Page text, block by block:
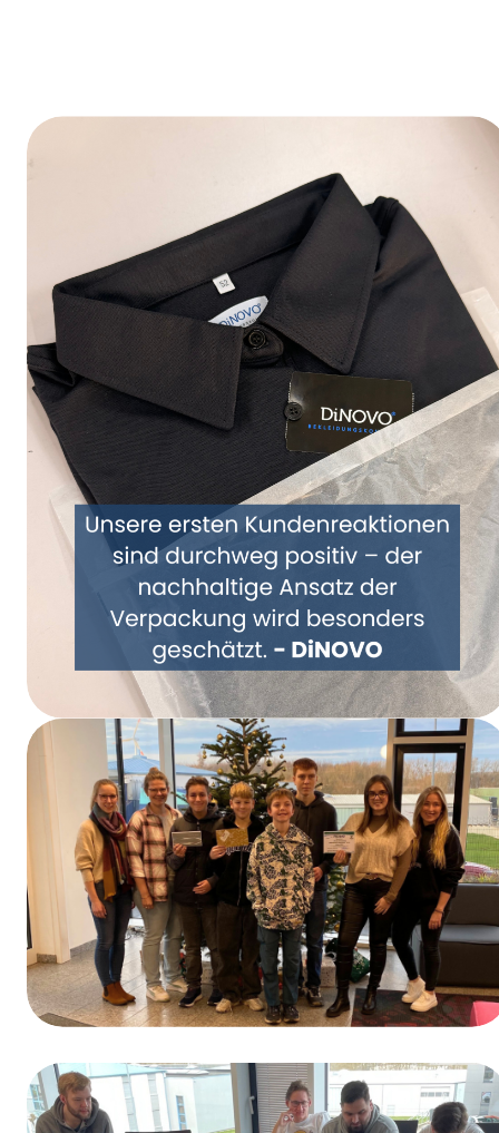
Samen een nieuwe kijk op verpakkingen –
DiNOVO stapt over op papieren
verpakkingen
Winnaar van de prijsvraag ter gelegenheid
van de Dag van het Beroepsonderwijs